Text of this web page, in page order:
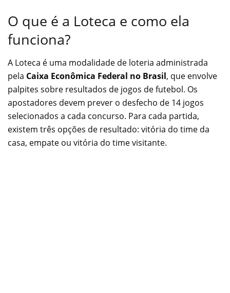
O que é a Loteca e como ela
funciona?
A Loteca é uma modalidade de loteria administrada
pela Caixa Econômica Federal no Brasil, que envolve
palpites sobre resultados de jogos de futebol. Os
apostadores devem prever o desfecho de 14 jogos
selecionados a cada concurso. Para cada partida,
existem três opções de resultado: vitória do time da
casa, empate ou vitória do time visitante.